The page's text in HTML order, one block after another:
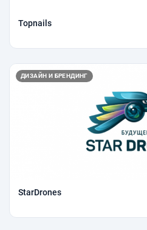
Topnails
ДИЗАЙН И БРЕНДИНГ
StarDrones